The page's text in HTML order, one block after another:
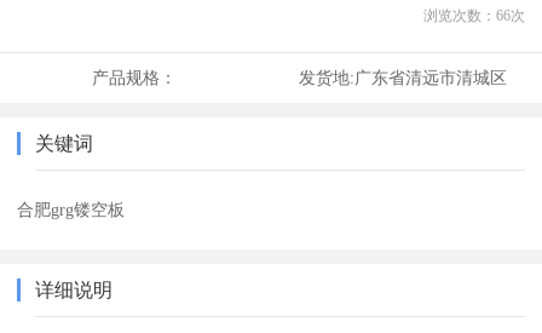
浏览次数： 66次
产品规格： 发货地:广东省清远市清城区
关键词
合肥grg镂空板
详细说明